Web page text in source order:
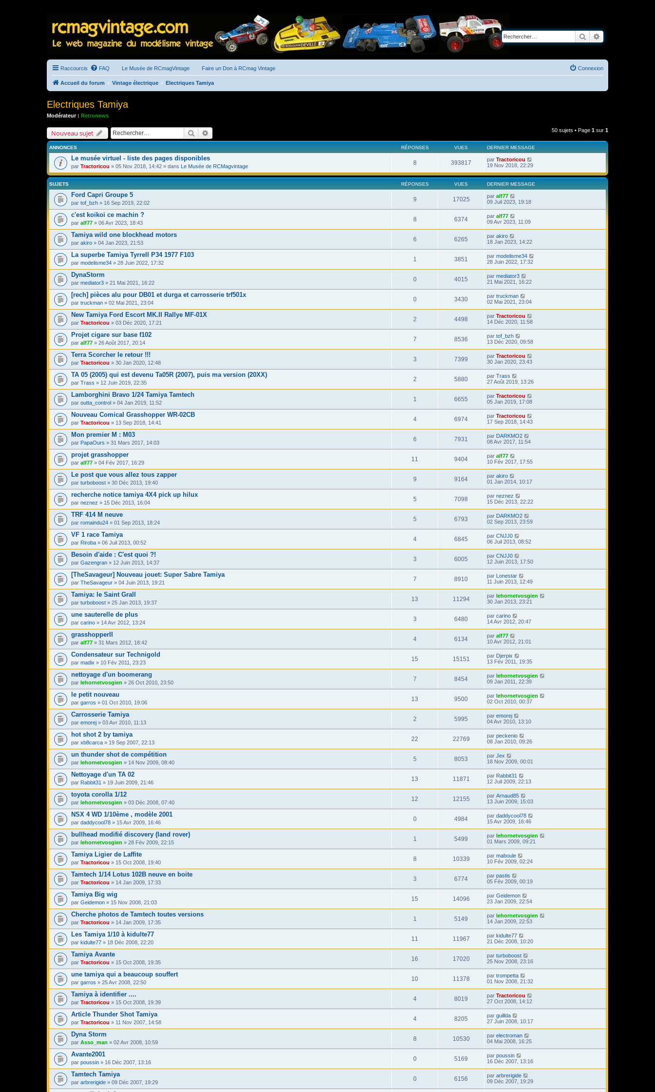
Rechercher
Raccourcis FAQ Le Musée de RCmagVintage Faire un Don à RCmag Vintage Connexion
Accueil du forum Vintage électrique Electriques Tamiya
Electriques Tamiya
Modérateur : Retronews
Nouveau sujet Rechercher 50 sujets • Page 1 sur 1
ANNONCES RÉPONSES VUES DERNIER MESSAGE
Le musée virtuel - liste des pages disponibles
par Tractoricou » 05 Nov 2018, 14:42 » dans Le Musée de RCMagvintage
8 393817 par Tractoricou
19 Nov 2018, 22:29
SUJETS RÉPONSES VUES DERNIER MESSAGE
Ford Capri Groupe 5
par tof_bzh » 16 Sep 2019, 22:02
9 17025 par alf77
09 Juil 2023, 19:18
c'est koikoi ce machin ?
par alf77 » 06 Avr 2023, 18:43
8 6374 par alf77
09 Avr 2023, 11:09
Tamiya wild one blockhead motors
par akiro » 04 Jan 2023, 21:53
6 6265 par akiro
18 Jan 2023, 14:22
La superbe Tamiya Tyrrell P34 1977 F103
par modelisme34 » 28 Juin 2022, 17:32
1 3851 par modelisme34
28 Juin 2022, 17:32
DynaStorm
par mediator3 » 21 Mai 2021, 16:22
0 4015 par mediator3
21 Mai 2021, 16:22
[rech] pièces alu pour DB01 et durga et carrosserie trf501x
par truckman » 02 Mai 2021, 23:04
0 3430 par truckman
02 Mai 2021, 23:04
New Tamiya Ford Escort MK.II Rallye MF-01X
par Tractoricou » 03 Déc 2020, 17:21
2 4498 par Tractoricou
14 Déc 2020, 11:58
Projet cigare sur base f102
par alf77 » 26 Août 2017, 20:14
7 8536 par tof_bzh
13 Déc 2020, 09:58
Terra Scorcher le retour !!!
par Tractoricou » 30 Jan 2020, 12:48
3 7399 par Tractoricou
30 Jan 2020, 23:43
TA 05 (2005) qui est devenu Ta05R (2007), puis ma version (20XX)
par Trass » 12 Juin 2019, 22:35
2 5880 par Trass
27 Août 2019, 13:26
Lamborghini Bravo 1/24 Tamiya Tamtech
par outta_control » 04 Jan 2019, 11:52
1 6655 par Tractoricou
05 Jan 2019, 17:08
Nouveau Comical Grasshopper WR-02CB
par Tractoricou » 13 Sep 2018, 14:41
4 6974 par Tractoricou
17 Sep 2018, 14:43
Mon premier M : M03
par PapaOurs » 31 Mars 2017, 14:03
6 7931 par DARKMO2
08 Avr 2017, 11:54
projet grasshopper
par alf77 » 04 Fév 2017, 16:29
11 9404 par alf77
10 Fév 2017, 17:55
Le post que vous allez tous zapper
par turboboost » 30 Déc 2013, 19:40
9 9164 par akiro
01 Jan 2014, 10:17
recherche notice tamiya 4X4 pick up hilux
par neznez » 15 Déc 2013, 16:04
5 7098 par neznez
15 Déc 2013, 22:22
TRF 414 M neuve
par romaindu24 » 01 Sep 2013, 18:24
5 6793 par DARKMO2
02 Sep 2013, 23:59
VF 1 race Tamiya
par Riroba » 06 Juil 2013, 00:52
4 6845 par CNJJ0
06 Juil 2013, 08:52
Besoin d'aide : C'est quoi ?!
par Gazengran » 12 Juin 2013, 14:37
3 6005 par CNJJ0
12 Juin 2013, 17:50
[TheSavageur] Nouveau jouet: Super Sabre Tamiya
par TheSavageur » 04 Juin 2013, 19:21
7 8910 par Lonestar
11 Juin 2013, 12:49
Tamiya: le Saint Grall
par turboboost » 25 Jan 2013, 19:37
13 11294 par lehornetvosgien
30 Jan 2013, 23:21
une sauterelle de plus
par carino » 14 Avr 2012, 13:24
3 6480 par carino
14 Avr 2012, 20:47
grasshopperII
par alf77 » 31 Mars 2012, 18:42
4 6134 par alf77
10 Avr 2012, 21:01
Condensateur sur Technigold
par madix » 10 Fév 2011, 23:23
15 15151 par Djerpix
13 Fév 2011, 19:35
nettoyage d'un boomerang
par lehornetvosgien » 26 Oct 2010, 23:50
7 8454 par lehornetvosgien
09 Jan 2011, 22:39
le petit nouveau
par garros » 01 Oct 2010, 19:06
13 9500 par lehornetvosgien
02 Oct 2010, 00:37
Carrosserie Tamiya
par emorej » 03 Avr 2010, 11:13
2 5995 par emorej
04 Avr 2010, 13:10
hot shot 2 by tamiya
par xb8carca » 19 Sep 2007, 22:13
22 22769 par peckenio
08 Jan 2010, 09:26
un thunder shot de compétition
par lehornetvosgien » 14 Nov 2009, 08:40
5 8053 par Jex
18 Nov 2009, 00:01
Nettoyage d'un TA 02
par Rabbit31 » 19 Juin 2009, 21:46
13 11871 par Rabbit31
12 Juil 2009, 22:13
toyota corolla 1/12
par lehornetvosgien » 03 Déc 2008, 07:40
12 12155 par Arnaud85
13 Juin 2009, 15:03
NSX 4 WD 1/10ème , modèle 2001
par daddycool78 » 15 Avr 2009, 16:46
0 4984 par daddycool78
15 Avr 2009, 16:46
bullhead modifié discovery (land rover)
par lehornetvosgien » 28 Fév 2009, 22:15
1 5499 par lehornetvosgien
01 Mars 2009, 09:21
Tamiya Ligier de Laffite
par Tractoricou » 15 Oct 2008, 19:40
8 10339 par maboule
10 Fév 2009, 02:24
Tamtech 1/14 Lotus 102B neuve en boite
par Tractoricou » 14 Jan 2009, 17:33
3 6774 par pastis
05 Fév 2009, 00:19
Tamiya Big wig
par Geidemon » 15 Nov 2008, 21:03
15 14096 par Geidemon
23 Jan 2009, 22:54
Cherche photos de Tamtech toutes versions
par Tractoricou » 14 Jan 2009, 17:35
1 5149 par lehornetvosgien
14 Jan 2009, 22:53
Les Tamiya 1/10 à kidulte77
par kidulte77 » 18 Déc 2008, 22:20
11 11967 par kidulte77
21 Déc 2008, 10:20
Tamiya Avante
par Tractoricou » 15 Oct 2008, 19:35
16 17020 par turboboost
25 Nov 2008, 23:16
une tamiya qui a beaucoup souffert
par garros » 25 Avr 2008, 22:50
10 11378 par trompetta
01 Nov 2008, 21:32
Tamiya à identifier ....
par Tractoricou » 15 Oct 2008, 19:39
4 8019 par Tractoricou
27 Oct 2008, 14:12
Article Thunder Shot Tamiya
par Tractoricou » 11 Nov 2007, 14:58
4 8205 par guillda
27 Juin 2008, 10:17
Dyna Storm
par Asso_man » 02 Avr 2008, 10:59
8 10530 par electroman
04 Mai 2008, 16:25
Avante2001
par poussin » 16 Déc 2007, 13:16
0 5169 par poussin
16 Déc 2007, 13:16
Tamtech Tamiya
par arbrerigide » 09 Déc 2007, 19:29
0 6156 par arbrerigide
09 Déc 2007, 19:29